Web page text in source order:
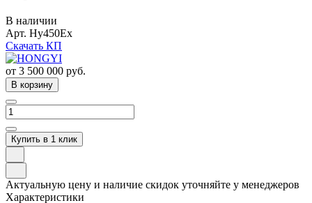
В наличии
Арт. Hy450Ex
Скачать КП
от 3 500 000 руб.
В корзину
Купить в 1 клик
Актуальную цену и наличие скидок уточняйте у менеджеров
Характеристики